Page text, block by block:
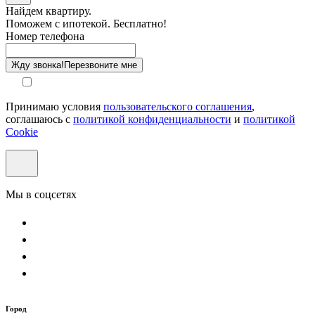
Найдем квартиру.
Поможем с ипотекой. Бесплатно!
Номер телефона
Жду звонка! Перезвоните мне
Принимаю условия пользовательского соглашения,
соглашаюсь с политикой конфиденциальности и политикой
Cookie
Мы в соцсетях
Город